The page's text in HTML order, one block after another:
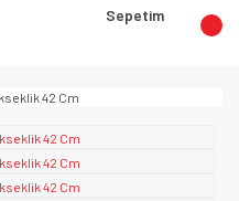
Sepetim